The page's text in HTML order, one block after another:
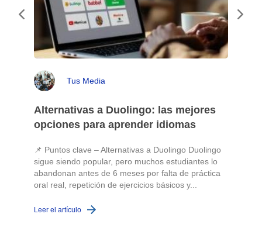
Tus Media
Alternativas a Duolingo: las mejores
opciones para aprender idiomas
📌 Puntos clave – Alternativas a Duolingo Duolingo
sigue siendo popular, pero muchos estudiantes lo
abandonan antes de 6 meses por falta de práctica
oral real, repetición de ejercicios básicos y...
Leer el artículo